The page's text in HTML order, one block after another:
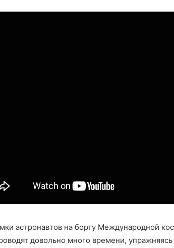
астронавтов на борту Международной
довольно много времени,